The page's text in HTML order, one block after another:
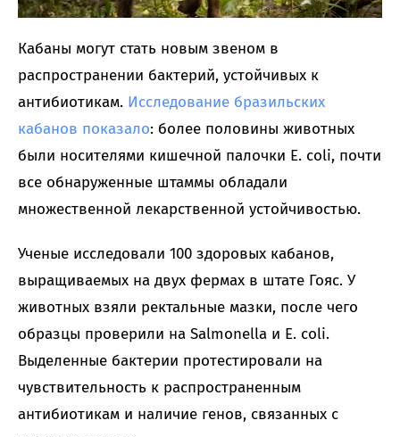
Кабаны могут стать новым звеном в
распространении бактерий, устойчивых к
антибиотикам. Исследование бразильских
кабанов показало: более половины животных
были носителями кишечной палочки E. coli, почти
все обнаруженные штаммы обладали
множественной лекарственной устойчивостью.
Ученые исследовали 100 здоровых кабанов,
выращиваемых на двух фермах в штате Гояс. У
животных взяли ректальные мазки, после чего
образцы проверили на Salmonella и E. coli.
Выделенные бактерии протестировали на
чувствительность к распространенным
антибиотикам и наличие генов, связанных с